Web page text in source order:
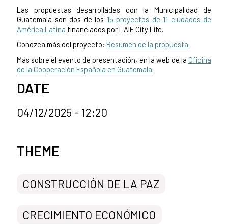
Las propuestas desarrolladas con la Municipalidad de
Guatemala son dos de los 15 proyectos de 11 ciudades de
América Latina financiados por LAIF City Life.
Conozca más del proyecto: Resumen de la propuesta.
Más sobre el evento de presentación, en la web de la Oficina
de la Cooperación Española en Guatemala.
DATE
04/12/2025 - 12:20
News categories
THEME
CONSTRUCCIÓN DE LA PAZ
CRECIMIENTO ECONÓMICO